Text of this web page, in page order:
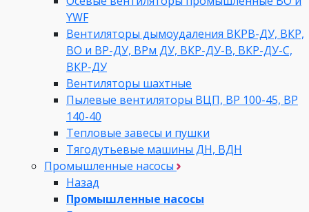
YWF
Вентиляторы дымоудаления ВКРВ-ДУ, ВКР,
ВО и ВР-ДУ, ВРм ДУ, ВКР-ДУ-В, ВКР-ДУ-С,
ВКР-ДУ
Вентиляторы шахтные
Пылевые вентиляторы ВЦП, ВР 100-45, ВР
140-40
Тепловые завесы и пушки
Тягодутьевые машины ДН, ВДН
Промышленные насосы
Назад
Промышленные насосы